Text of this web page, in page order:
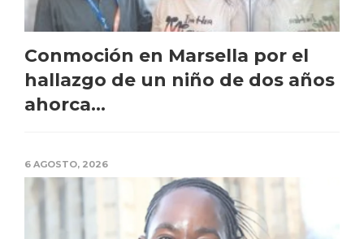
Conmoción en Marsella por el
hallazgo de un niño de dos años
ahorca...
6 AGOSTO, 2026